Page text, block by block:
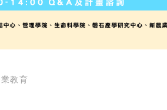
教育